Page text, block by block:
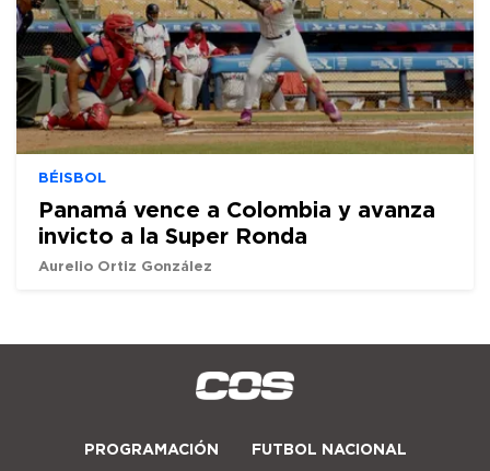
BÉISBOL
Panamá vence a Colombia y avanza
invicto a la Super Ronda
Aurelio Ortiz González
PROGRAMACIÓN FUTBOL NACIONAL